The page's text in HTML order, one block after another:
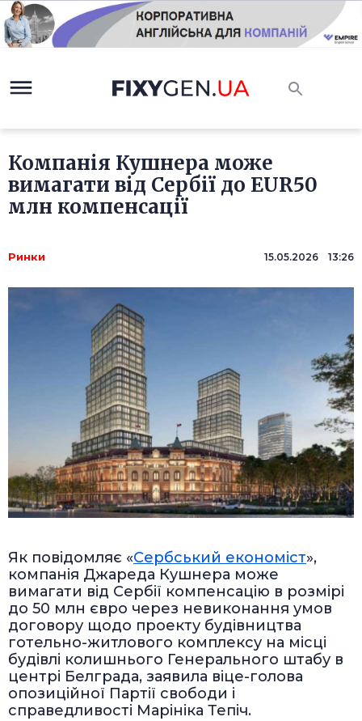
Компанія Кушнера може
вимагати від Сербії до EUR50
млн компенсації
Ринки 15.05.2026 13:26
Як повідомляє «Сербський економіст»,
компанія Джареда Кушнера може
вимагати від Сербії компенсацію в розмірі
до 50 млн євро через невиконання умов
договору щодо проекту будівництва
готельно-житлового комплексу на місці
будівлі колишнього Генерального штабу в
центрі Белграда, заявила віце-голова
опозиційної Партії свободи і
справедливості Марініка Тепіч.